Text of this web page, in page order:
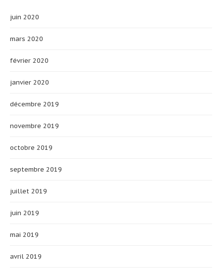
juin 2020
mars 2020
février 2020
janvier 2020
décembre 2019
novembre 2019
octobre 2019
septembre 2019
juillet 2019
juin 2019
mai 2019
avril 2019